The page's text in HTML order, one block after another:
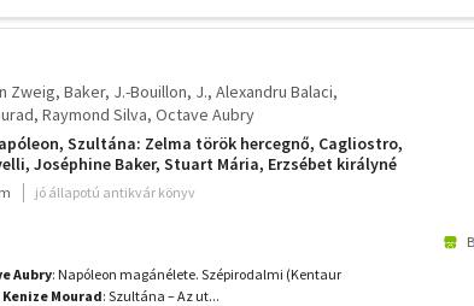
Zweig Baker, J.-Bouillon, J. Alexandru Balaci
Raymond Silva Octave Aubry
Szultána: Zelma török hercegnő, Cagliostro,
Joséphine Baker, Stuart Mária, Erzsébet királyné
jó állapotú antikvár könyv
Aubry: Napóleon magánélete. Szépirodalmi (Kentaur
Kenize Mourad: Szultána – Az ut...